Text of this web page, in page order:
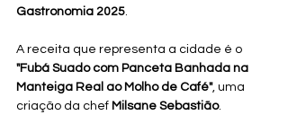
Gastronomia 2025.
A receita que representa a cidade é o
"Fubá Suado com Panceta Banhada na
Manteiga Real ao Molho de Café", uma
criação da chef Milsane Sebastião.